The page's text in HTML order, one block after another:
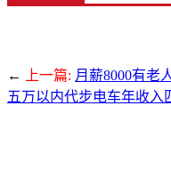
← 上一篇: 月薪8000有老
五万以内代步电车年收入